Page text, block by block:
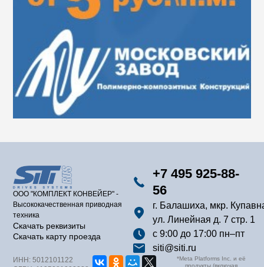
ООО "КОМПЛЕКТ КОНВЕЙЕР" -
Высококачественная приводная
техника
Скачать реквизиты
Скачать карту проезда
+7 495 925-88-
56
г. Балашиха, мкр.
ул. Линейная д. 7 стр. 1
с 9:00 до 17:00 пн–пт
siti@siti.ru
*Meta Platforms Inc. и её
продукты (включая
ИНН: 5012101122